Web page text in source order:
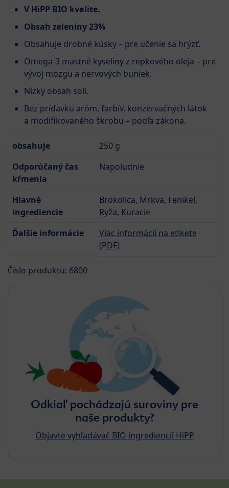
V HiPP BIO kvalite.
Obsah zeleniny 23%
Obsahuje drobné kúsky – pre učenie sa hrýzť.
Omega-3 mastné kyseliny z repkového oleja – pre
vývoj mozgu a nervových buniek.
Nízky obsah soli.
Bez prídavku aróm, farbív, konzervačných látok
a modifikovaného škrobu – podľa zákona.
obsahuje
250 g
Odporúčaný čas
kŕmenia
Napoludnie
Hlavné
ingrediencie
Brokolica, Mrkva, Fenikel,
Ryža, Kuracie
Ďalšie informácie
Viac informácií na etikete
(PDF)
Číslo produktu: 6800
Odkiaľ pochádzajú suroviny pre
naše produkty?
Objavte vyhľadávač BIO ingrediencií HiPP